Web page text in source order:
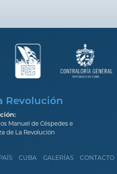
Revolución
Manuel de Céspedes e
de La Revolución
CUBA GALERÍAS CONTACTO